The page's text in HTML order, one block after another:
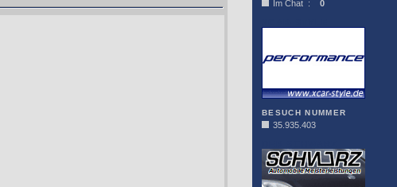
Im Chat : 0
BESUCH NUMMER
35.935.403